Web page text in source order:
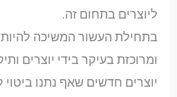
ליוצרים בתחום זה.
בתחילת העשור המשיכה
ומרוכזת בעיקר בידי יוצרים
יוצרים חדשים שאף נתנו ביטוי